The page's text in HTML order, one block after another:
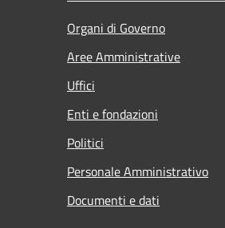
Organi di Governo
Aree Amministrative
Uffici
Enti e fondazioni
Politici
Personale Amministrativo
Documenti e dati